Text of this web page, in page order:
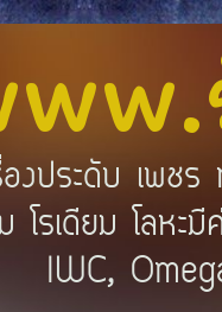
งประดับ เพช
โรเดียม โล
IWC,